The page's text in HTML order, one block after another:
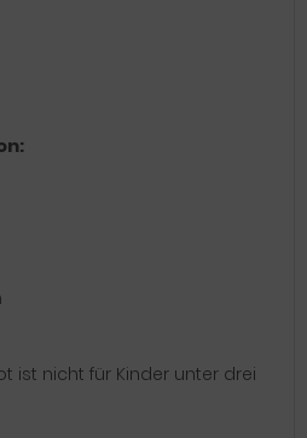
ist nicht für Kinder unter drei